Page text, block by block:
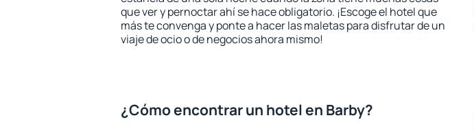
que ver y pernoctar ahí se hace obligatorio. ¡Escoge el hotel que
más te convenga y ponte a hacer las maletas para disfrutar de un
viaje de ocio o de negocios ahora mismo!
¿Cómo encontrar un hotel en Barby?